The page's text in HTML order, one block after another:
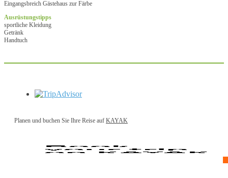
Eingangsbreich Gästehaus zur Färbe
Ausrüstungstipps
sportliche Kleidung
Getränk
Handtuch
Planen und buchen Sie Ihre Reise auf KAYAK